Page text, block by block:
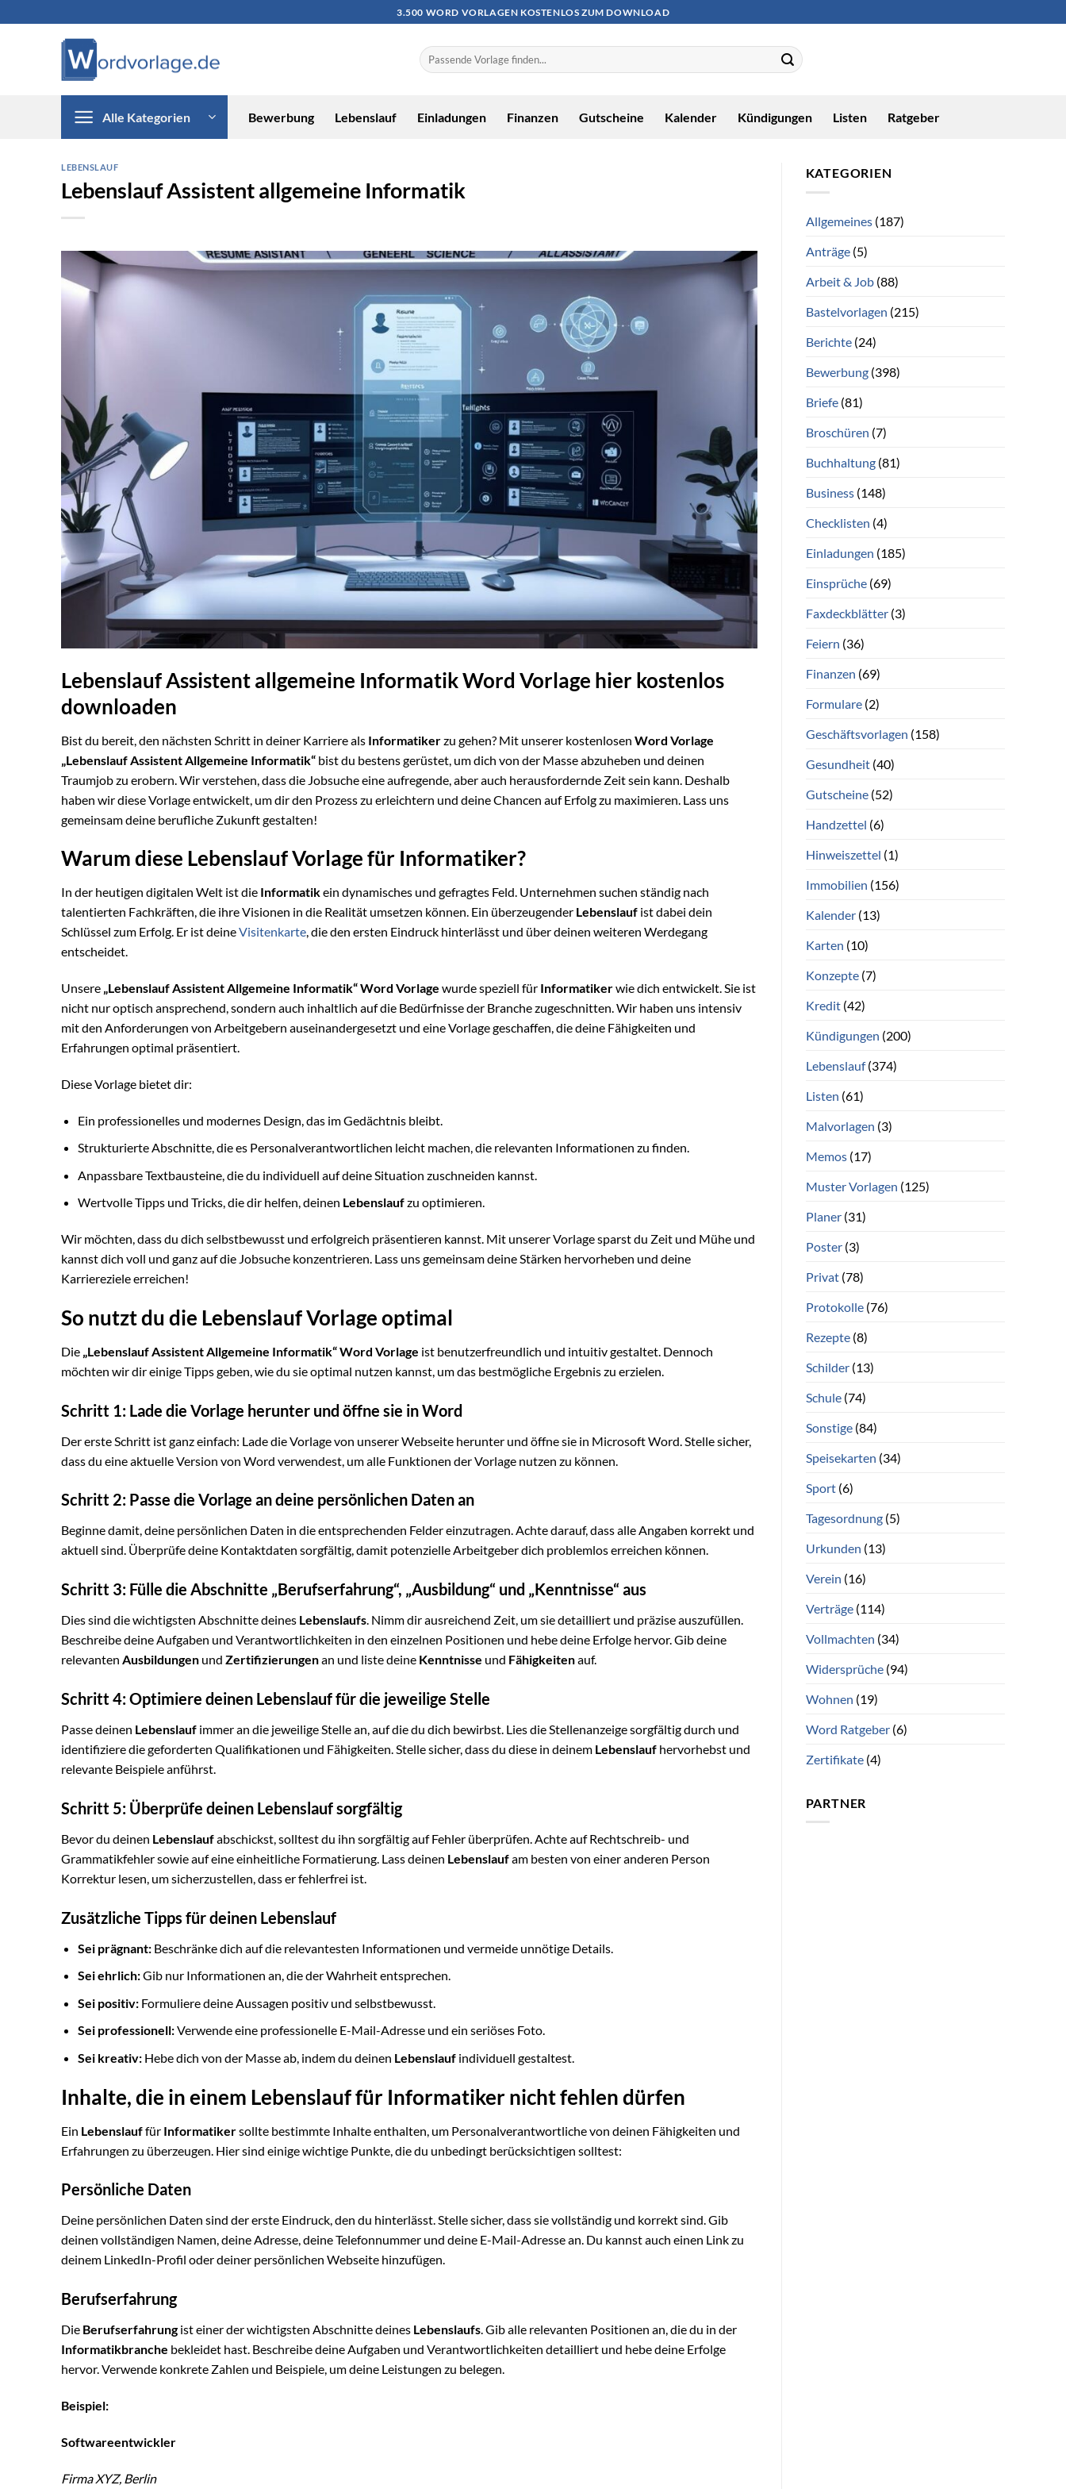
3.500 WORD VORLAGEN KOSTENLOS ZUM DOWNLOAD
Alle Kategorien Bewerbung Lebenslauf Einladungen Finanzen Gutscheine Kalender Kündigungen Listen Ratgeber
LEBENSLAUF
Lebenslauf Assistent allgemeine Informatik
Lebenslauf Assistent allgemeine Informatik Word Vorlage hier kostenlos
downloaden
Bist du bereit, den nächsten Schritt in deiner Karriere als Informatikerzu gehen? Mit unserer kostenlosen Word Vorlage
„Lebenslauf Assistent Allgemeine Informatik“ bist du bestens gerüstet, um dich von der Masse abzuheben und deinen
Traumjob zu erobern. Wir verstehen, dass die Jobsuche eine aufregende, aber auch herausfordernde Zeit sein kann. Deshalb
haben wir diese Vorlage entwickelt, um dir den Prozess zu erleichtern und deine Chancen auf Erfolg zu maximieren. Lass uns
gemeinsam deine berufliche Zukunft gestalten!
Warum diese Lebenslauf Vorlage für Informatiker?
In der heutigen digitalen Welt ist die Informatikein dynamisches und gefragtes Feld. Unternehmen suchen ständig nach
talentierten Fachkräften, die ihre Visionen in die Realität umsetzen können. Ein überzeugender Lebenslauf ist dabei dein
Schlüssel zum Erfolg. Er ist deineVisitenkarte, die den ersten Eindruck hinterlässt und über deinen weiteren Werdegang
entscheidet.
Unsere „Lebenslauf Assistent Allgemeine Informatik“ Word Vorlage wurde speziell für Informatikerwie dich entwickelt. Sie ist
nicht nur optisch ansprechend, sondern auch inhaltlich auf die Bedürfnisse der Branche zugeschnitten. Wir haben uns intensiv
mit den Anforderungen von Arbeitgebern auseinandergesetzt und eine Vorlage geschaffen, die deine Fähigkeiten und
Erfahrungen optimal präsentiert.
Diese Vorlage bietet dir:
Ein professionelles und modernes Design, das im Gedächtnis bleibt.
Strukturierte Abschnitte, die es Personalverantwortlichen leicht machen, die relevanten Informationen zu finden.
Anpassbare Textbausteine, die du individuell auf deine Situation zuschneiden kannst.
Wertvolle Tipps und Tricks, die dir helfen, deinen Lebenslaufzu optimieren.
Wir möchten, dass du dich selbstbewusst und erfolgreich präsentieren kannst. Mit unserer Vorlage sparst du Zeit und Mühe und
kannst dich voll und ganz auf die Jobsuche konzentrieren. Lass uns gemeinsam deine Stärken hervorheben und deine
Karriereziele erreichen!
So nutzt du die Lebenslauf Vorlage optimal
Die „Lebenslauf Assistent Allgemeine Informatik“ Word Vorlage ist benutzerfreundlich und intuitiv gestaltet. Dennoch
möchten wir dir einige Tipps geben, wie du sie optimal nutzen kannst, um das bestmögliche Ergebnis zu erzielen.
Schritt 1: Lade die Vorlage herunter und öffne sie in Word
Der erste Schritt ist ganz einfach: Lade die Vorlage von unserer Webseite herunter und öffne sie in Microsoft Word. Stelle sicher,
dass du eine aktuelle Version von Word verwendest, um alle Funktionen der Vorlage nutzen zu können.
Schritt 2: Passe die Vorlage an deine persönlichen Daten an
Beginne damit, deine persönlichen Daten in die entsprechenden Felder einzutragen. Achte darauf, dass alle Angaben korrekt und
aktuell sind. Überprüfe deine Kontaktdaten sorgfältig, damit potenzielle Arbeitgeber dich problemlos erreichen können.
Schritt 3: Fülle die Abschnitte „Berufserfahrung“, „Ausbildung“ und „Kenntnisse“ aus
Dies sind die wichtigsten Abschnitte deines Lebenslaufs. Nimm dir ausreichend Zeit, um sie detailliert und präzise auszufüllen.
Beschreibe deine Aufgaben und Verantwortlichkeiten in den einzelnen Positionen und hebe deine Erfolge hervor. Gib deine
relevanten Ausbildungen und Zertifizierungenan und liste deine Kenntnisse und Fähigkeitenauf.
Schritt 4: Optimiere deinen Lebenslauf für die jeweilige Stelle
Passe deinen Lebenslauf immer an die jeweilige Stelle an, auf die du dich bewirbst. Lies die Stellenanzeige sorgfältig durch und
identifiziere die geforderten Qualifikationen und Fähigkeiten. Stelle sicher, dass du diese in deinem Lebenslauf hervorhebst und
relevante Beispiele anführst.
Schritt 5: Überprüfe deinen Lebenslauf sorgfältig
Bevor du deinen Lebenslaufabschickst, solltest du ihn sorgfältig auf Fehler überprüfen. Achte auf Rechtschreib- und
Grammatikfehler sowie auf eine einheitliche Formatierung. Lass deinen Lebenslaufam besten von einer anderen Person
Korrektur lesen, um sicherzustellen, dass er fehlerfrei ist.
Zusätzliche Tipps für deinen Lebenslauf
Sei prägnant:Beschränke dich auf die relevantesten Informationen und vermeide unnötige Details.
Sei ehrlich:Gib nur Informationen an, die der Wahrheit entsprechen.
Sei positiv:Formuliere deine Aussagen positiv und selbstbewusst.
Sei professionell:Verwende eine professionelle E-Mail-Adresse und ein seriöses Foto.
Sei kreativ:Hebe dich von der Masse ab, indem du deinen Lebenslaufindividuell gestaltest.
Inhalte, die in einem Lebenslauf für Informatiker nicht fehlen dürfen
Ein Lebenslauffür Informatikersollte bestimmte Inhalte enthalten, um Personalverantwortliche von deinen Fähigkeiten und
Erfahrungen zu überzeugen. Hier sind einige wichtige Punkte, die du unbedingt berücksichtigen solltest:
Persönliche Daten
Deine persönlichen Daten sind der erste Eindruck, den du hinterlässt. Stelle sicher, dass sie vollständig und korrekt sind. Gib
deinen vollständigen Namen, deine Adresse, deine Telefonnummer und deine E-Mail-Adresse an. Du kannst auch einen Link zu
deinem LinkedIn-Profil oder deiner persönlichen Webseite hinzufügen.
Berufserfahrung
Die Berufserfahrungist einer der wichtigsten Abschnitte deines Lebenslaufs. Gib alle relevanten Positionen an, die du in der
Informatikbranche bekleidet hast. Beschreibe deine Aufgaben und Verantwortlichkeiten detailliert und hebe deine Erfolge
hervor. Verwende konkrete Zahlen und Beispiele, um deine Leistungen zu belegen.
Beispiel:
Softwareentwickler
Firma XYZ, Berlin
KATEGORIEN
Allgemeines(187)
Anträge(5)
Arbeit & Job(88)
Bastelvorlagen (215)
Berichte(24)
Bewerbung(398)
Briefe(81)
Broschüren (7)
Buchhaltung(81)
Business(148)
Checklisten (4)
Einladungen (185)
Einsprüche(69)
Faxdeckblätter(3)
Feiern (36)
Finanzen (69)
Formulare(2)
Geschäftsvorlagen (158)
Gesundheit(40)
Gutscheine(52)
Handzettel (6)
Hinweiszettel (1)
Immobilien (156)
Kalender(13)
Karten (10)
Konzepte(7)
Kredit(42)
Kündigungen (200)
Lebenslauf(374)
Listen (61)
Malvorlagen (3)
Memos(17)
Muster Vorlagen (125)
Planer(31)
Poster(3)
Privat(78)
Protokolle(76)
Rezepte(8)
Schilder(13)
Schule(74)
Sonstige(84)
Speisekarten (34)
Sport(6)
Tagesordnung(5)
Urkunden (13)
Verein (16)
Verträge(114)
Vollmachten (34)
Widersprüche(94)
Wohnen (19)
Word Ratgeber(6)
Zertifikate(4)
PARTNER